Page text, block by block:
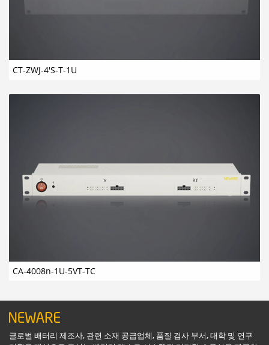
CT-ZWJ-4'S-T-1U
CA-4008n-1U-5VT-TC
글로벌 배터리 제조사, 관련 소재 공급업체, 품질 검사 부서, 대학 및 연구